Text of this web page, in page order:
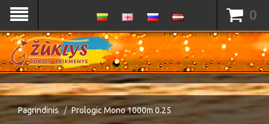
0
Pagrindinis Prologic Mono 1000m 0.25